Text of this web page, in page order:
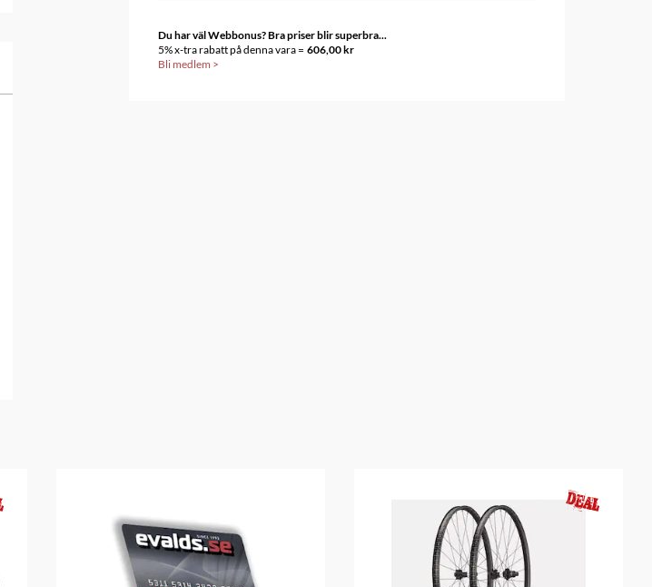
Du har väl Webbonus? Bra priser blir superbra...
5% x-tra rabatt på denna vara = 606,00 kr
Bli medlem >